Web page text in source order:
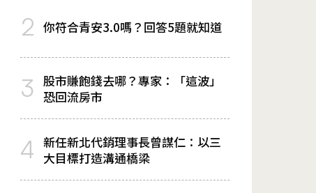
2 你符合青安3.0嗎？回答5題就知道
3 股市賺飽錢去哪？專家：「這波」
恐回流房市
4 新任新北代銷理事長曾謀仁：以三
大目標打造溝通橋梁